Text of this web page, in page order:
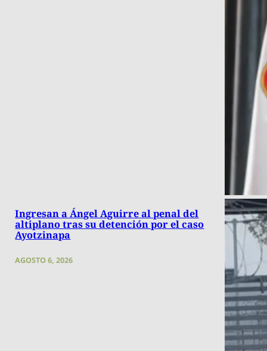
Ingresan a Ángel Aguirre al penal del
altiplano tras su detención por el caso
Ayotzinapa
AGOSTO 6, 2026